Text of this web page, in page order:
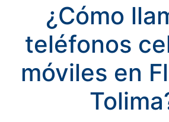
¿Cómo
teléfonos
móviles en